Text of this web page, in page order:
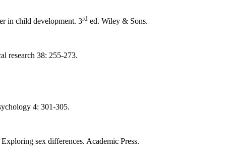
in child development. 3rd ed. Wiley & Sons.
research 38: 255-273.
4: 301-305.
sex differences. Academic Press.